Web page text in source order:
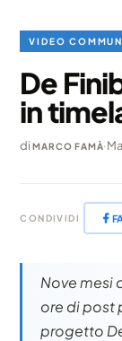
VIDEO
De
in
diMARCO FAMÀ·
CONDIVIDI
Nove mesi
ore di post
progetto